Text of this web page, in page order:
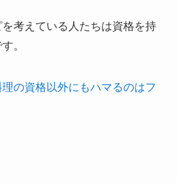
考えている人たちは資格を持
。
の資格以外にもハマるのはフ